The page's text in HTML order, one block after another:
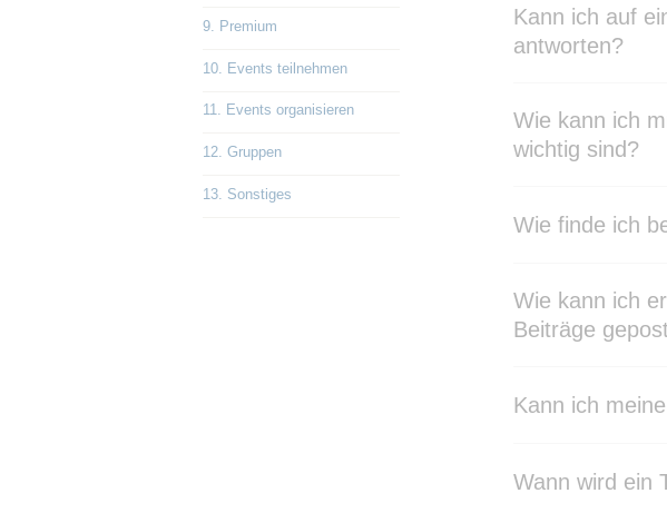
9. Premium
10. Events teilnehmen
11. Events organisieren
12. Gruppen
13. Sonstiges